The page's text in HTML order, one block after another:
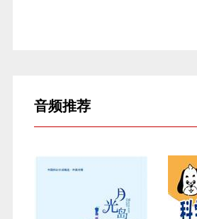
音频推荐